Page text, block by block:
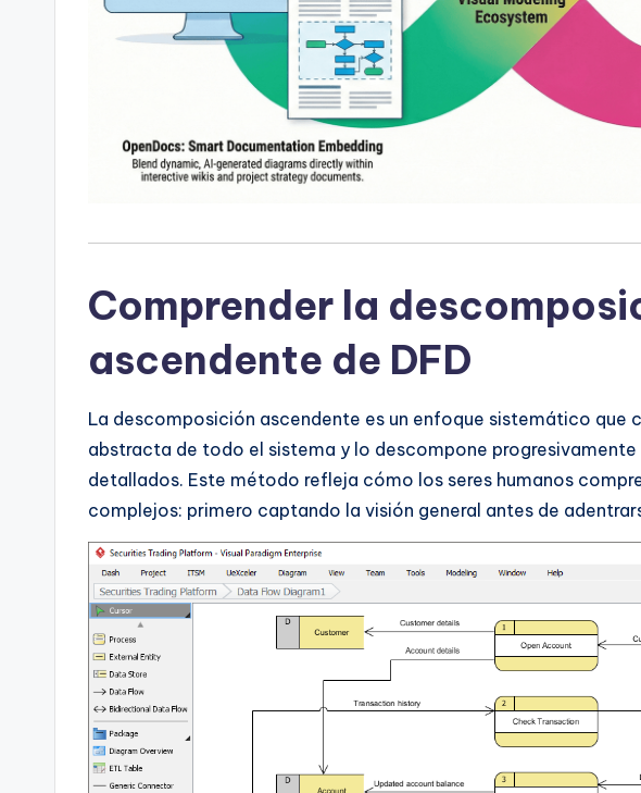
tr
Comprender la
ascendente de DFD
La descomposición ascendente es un enfoque sistemático que
abstracta de todo el sistema y lo descompone
detallados. Este método refleja cómo los seres humanos
complejos: primero captando la visión general antes de